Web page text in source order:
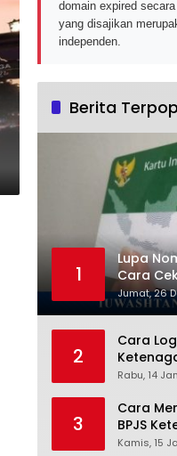
domain expired
yang disajikan
independen.
Berita
1
Lupa
Cara
KIS
Jumat, 26
2
Cara
Tutorial
Rabu, 14
3
Cara
BPJS
Nonaktif,
Kamis, 15